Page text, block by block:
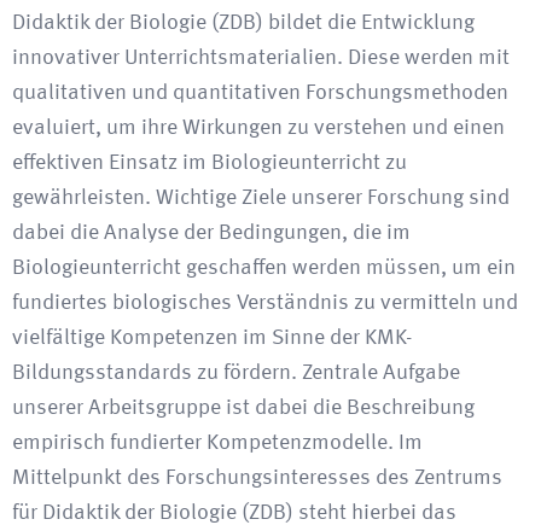
Didaktik der Biologie (ZDB) bildet die Entwicklung
innovativer Unterrichtsmaterialien. Diese werden mit
qualitativen und quantitativen Forschungsmethoden
evaluiert, um ihre Wirkungen zu verstehen und einen
effektiven Einsatz im Biologieunterricht zu
gewährleisten. Wichtige Ziele unserer Forschung sind
dabei die Analyse der Bedingungen, die im
Biologieunterricht geschaffen werden müssen, um ein
fundiertes biologisches Verständnis zu vermitteln und
vielfältige Kompetenzen im Sinne der KMK-
Bildungsstandards zu fördern. Zentrale Aufgabe
unserer Arbeitsgruppe ist dabei die Beschreibung
empirisch fundierter Kompetenzmodelle. Im
Mittelpunkt des Forschungsinteresses des Zentrums
für Didaktik der Biologie (ZDB) steht hierbei das